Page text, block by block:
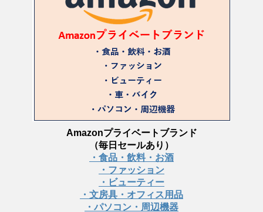
Amazonプライベートブランド
（毎日セールあり）
・食品・飲料・お酒
・ファッション
・ビューティー
・文房具・オフィス用品
・パソコン・周辺機器